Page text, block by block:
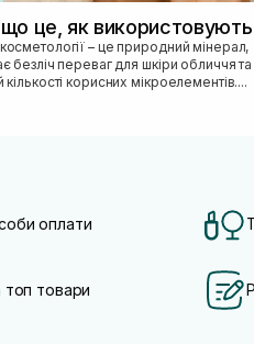
що це, як використовують
безліч переваг для шкіри обличчя та
корисних мікроелементів....
оплати
топ товари